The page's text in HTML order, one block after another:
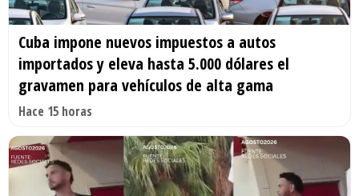
Cuba impone nuevos impuestos a autos
importados y eleva hasta 5.000 dólares el
gravamen para vehículos de alta gama
Hace 15 horas